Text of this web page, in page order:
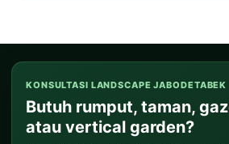
KONSULTASI LANDSCAPE JABODETABEK
Butuh rumput, taman,
atau vertical garden?